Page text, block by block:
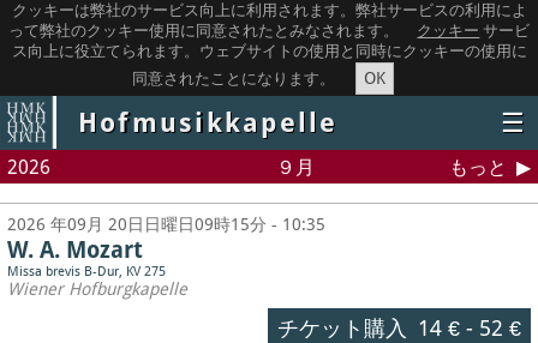
クッキーは弊社のサービス向上に利用されます。弊社サービスの利用によ
って弊社のクッキー使用に同意されたとみなされます。
クッキー サービ
ス向上に役立てられます。ウェブサイトの使用と同時にクッキーの使用に
同意されたことになります。
OK
Hofmusikkapelle ☰
2026 ９月 もっと
2026 年09月 20日日曜日09時15分 - 10:35
W. A. Mozart
Missa brevis B-Dur, KV 275
Wiener Hofburgkapelle
チケット購入 14 €- 52 €